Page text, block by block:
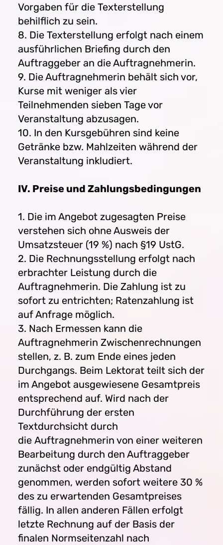
Vorgaben für die Texterstellung
behilflich zu sein.
8. Die Texterstellung erfolgt nach einem
ausführlichen Briefing durch den
Auftraggeber an die Auftragnehmerin.
9. Die Auftragnehmerin behält sich vor,
Kurse mit weniger als vier
Teilnehmenden sieben Tage vor
Veranstaltung abzusagen.
10. In den Kursgebühren sind keine
Getränke bzw. Mahlzeiten während der
Veranstaltung inkludiert.
IV. Preise und Zahlungsbedingungen
1. Die im Angebot zugesagten Preise
verstehen sich ohne Ausweis der
Umsatzsteuer (19 %) nach §19 UstG.
2. Die Rechnungsstellung erfolgt nach
erbrachter Leistung durch die
Auftragnehmerin. Die Zahlung ist zu
sofort zu entrichten; Ratenzahlung ist
auf Anfrage möglich.
3. Nach Ermessen kann die
Auftragnehmerin Zwischenrechnungen
stellen, z. B. zum Ende eines jeden
Durchgangs. Beim Lektorat teilt sich der
im Angebot ausgewiesene Gesamtpreis
entsprechend auf. Wird nach der
Durchführung der ersten
Textdurchsicht durch
die Auftragnehmerin von einer weiteren
Bearbeitung durch den Auftraggeber
zunächst oder endgültig Abstand
genommen, werden sofort weitere 30 %
des zu erwartenden Gesamtpreises
fällig. In allen anderen Fällen erfolgt
letzte Rechnung auf der Basis der
finalen Normseitenzahl nach